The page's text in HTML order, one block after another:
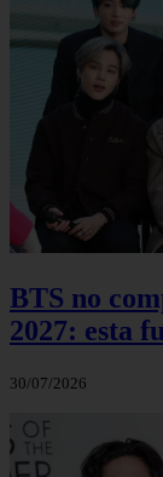
BTS no
2027: esta
30/07/2026